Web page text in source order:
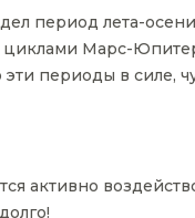
период лета-
циклами Марс-
периоды в силе,
активно